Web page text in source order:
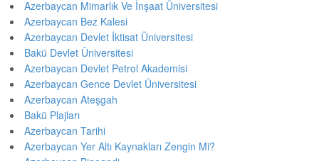
Azerbaycan Mimarlık Ve İnşaat Üniversitesi
Azerbaycan Bez Kalesi
Azerbaycan Devlet İktisat Üniversitesi
Bakü Devlet Üniversitesi
Azerbaycan Devlet Petrol Akademisi
Azerbaycan Gence Devlet Üniversitesi
Azerbaycan Ateşgah
Bakü Plajları
Azerbaycan Tarihi
Azerbaycan Yer Altı Kaynakları Zengin Mi?